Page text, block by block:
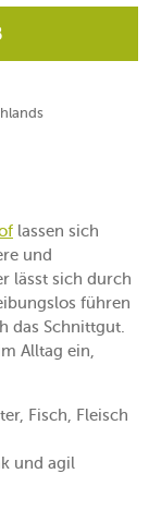
lassen sich
und
lässt sich durch
führen
das Schnittgut.
Alltag ein,
Fisch, Fleisch
und agil